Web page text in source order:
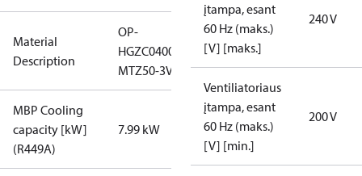
Material
Description
OP-
HGZC0400UWJ300Q
MTZ50-3VM
MBP Cooling
capacity [kW]
(R449A)
7.99 kW
įtampa, esant
60 Hz (maks.)
[V] [maks.]
240 V
Ventiliatoriaus
įtampa, esant
60 Hz (maks.)
[V] [min.]
200 V